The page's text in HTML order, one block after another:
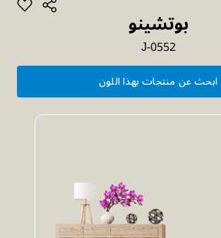
بوتشينو
J-0552
ابحث عن منتجات بهذا اللون